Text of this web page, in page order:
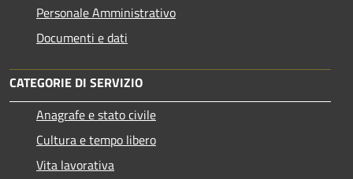
Personale Amministrativo
Documenti e dati
CATEGORIE DI SERVIZIO
Anagrafe e stato civile
Cultura e tempo libero
Vita lavorativa